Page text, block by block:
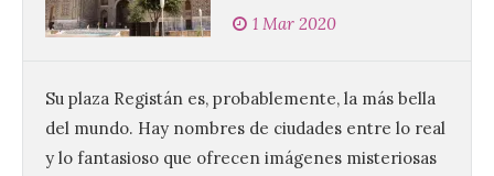
1 Mar 2020
Su plaza Registán es, probablemente, la más bella
del mundo. Hay nombres de ciudades entre lo real
y lo fantasioso que ofrecen imágenes misteriosas